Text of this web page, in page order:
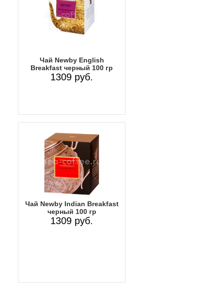
Чай Newby English
Breakfast черный 100 гр
1309 руб.
Чай Newby Indian Breakfast
черный 100 гр
1309 руб.